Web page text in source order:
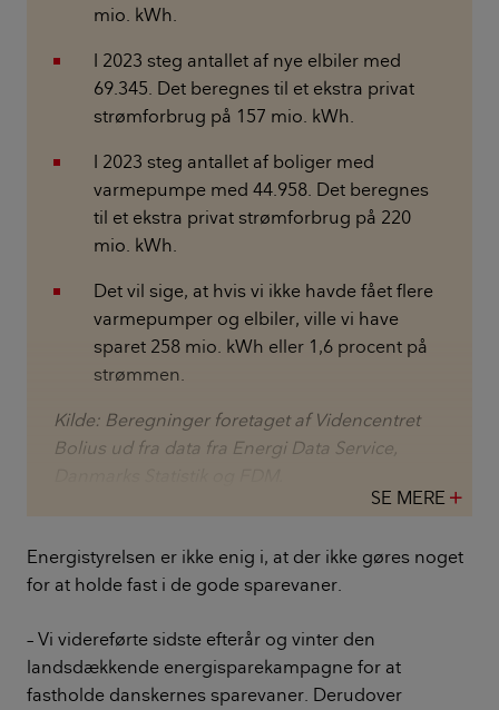
mio. kWh.
I 2023 steg antallet af nye elbiler med
69.345. Det beregnes til et ekstra privat
strømforbrug på 157 mio. kWh.
I 2023 steg antallet af boliger med
varmepumpe med 44.958. Det beregnes
til et ekstra privat strømforbrug på 220
mio. kWh.
Det vil sige, at hvis vi ikke havde fået flere
varmepumper og elbiler, ville vi have
sparet 258 mio. kWh eller 1,6 procent på
strømmen.
Kilde: Beregninger foretaget af Videncentret
Bolius ud fra data fra Energi Data Service,
SE MERE
Energistyrelsen er ikke enig i, at der ikke gøres noget
for at holde fast i de gode sparevaner.
– Vi videreførte sidste efterår og vinter den
landsdækkende energisparekampagne for at
fastholde danskernes sparevaner. Derudover